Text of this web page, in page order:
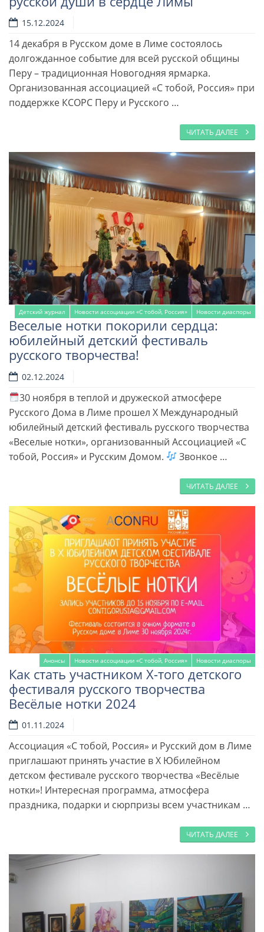
15.12.2024
14 декабря в Русском доме в Лиме состоялось
долгожданное событие для всей русской общины
Перу – традиционная Новогодняя ярмарка.
Организованная ассоциацией «С тобой, Россия» при
поддержке КСОРС Перу и Русского …
ЧИТАТЬ ДАЛЕЕ
Детский журнал Новости ассоциации «С тобой, Россия» Новости диаспоры
Веселые нотки покорили сердца:
юбилейный детский фестиваль
русского творчества!
02.12.2024
30 ноября в теплой и дружеской атмосфере
Русского Дома в Лиме прошел X Международный
юбилейный детский фестиваль русского творчества
«Веселые нотки», организованный Ассоциацией «С
тобой, Россия» и Русским Домом.
Звонкое …
ЧИТАТЬ ДАЛЕЕ
Анонсы Новости ассоциации «С тобой, Россия» Новости диаспоры
Как стать участником X-того детского
фестиваля русского творчества
Весёлые нотки 2024
01.11.2024
Ассоциация «С тобой, Россия» и Русский дом в Лиме
приглашают принять участие в X Юбилейном
детском фестивале русского творчества «Весёлые
нотки»! Интересная программа, атмосфера
праздника, подарки и сюрпризы всем участникам …
ЧИТАТЬ ДАЛЕЕ